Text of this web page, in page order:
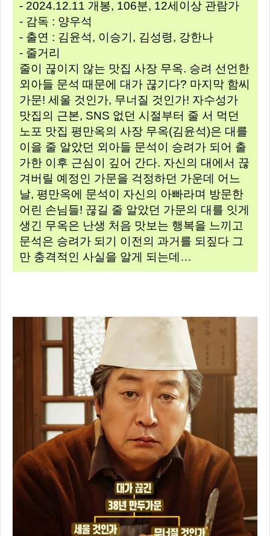
- 2024.12.11 개봉, 106분, 12세이상 관람가
- 감독 : 양우석
- 출연 : 김윤석, 이승기, 김성령, 강한나
- 줄거리
줄이 끊이지 않는 맛집 사장 무옥. 승려 선언한
외아들 문석 때문에 대가 끊기다? 마지막 함씨
가문! 세울 것인가, 무너질 것인가! 자수성가
맛집의 근본, SNS 없던 시절부터 줄 서 먹던
노포 맛집 평만옥의 사장 무옥(김윤석)은 대를
이을 줄 알았던 외아들 문석이 승려가 되어 출
가한 이후 근심이 깊어 간다. 자신의 대에서 끊
겨버릴 예정인 가문을 걱정하던 가운데 어느
날, 평만옥에 문석이 자신의 아빠라며 방문한
어린 손님들! 끊길 줄 알았던 가문의 대를 잇게
생긴 무옥은 난생 처음 맛보는 행복을 느끼고
문석은 승려가 되기 이전의 과거를 되짚다 그
만 충격적인 사실을 알게 되는데…